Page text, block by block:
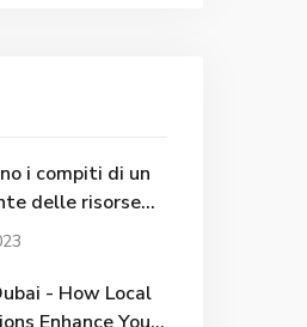
i compiti di un
delle risorse
- How Local
Enhance Your